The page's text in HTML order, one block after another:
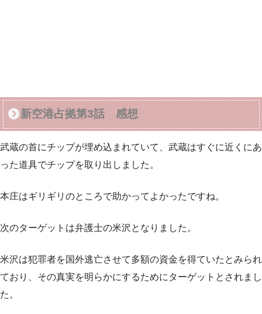
新空港占拠第3話 感想
武蔵の首にチップが埋め込まれていて、武蔵はすぐに近くにあ
った道具でチップを取り出しました。
本庄はギリギリのところで助かってよかったですね。
次のターゲットは弁護士の米沢となりました。
米沢は犯罪者を国外逃亡させて多額の資金を得ていたとみられ
ており、その真実を明らかにするためにターゲットとされまし
た。